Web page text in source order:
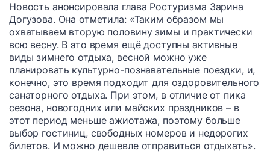
Новость анонсировала глава Ростуризма Зарина
Догузова. Она отметила: «Таким образом мы
охватываем вторую половину зимы и практически
всю весну. В это время ещё доступны активные
виды зимнего отдыха, весной можно уже
планировать культурно-познавательные поездки, и,
конечно, это время подходит для оздоровительного
санаторного отдыха. При этом, в отличие от пика
сезона, новогодних или майских праздников – в
этот период меньше ажиотажа, поэтому больше
выбор гостиниц, свободных номеров и недорогих
билетов. И можно дешевле отправиться отдыхать».